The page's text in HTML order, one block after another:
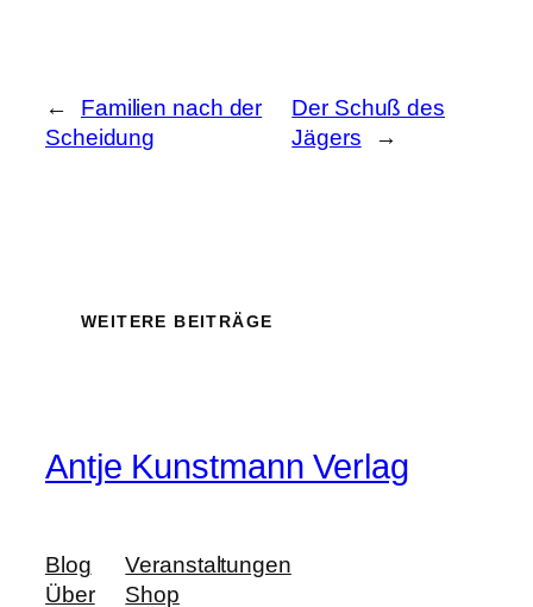
←
Familien nach der
Scheidung
Der Schuß des
Jägers
→
WEITERE BEITRÄGE
Antje Kunstmann Verlag
Blog
Über
Veranstaltungen
Shop